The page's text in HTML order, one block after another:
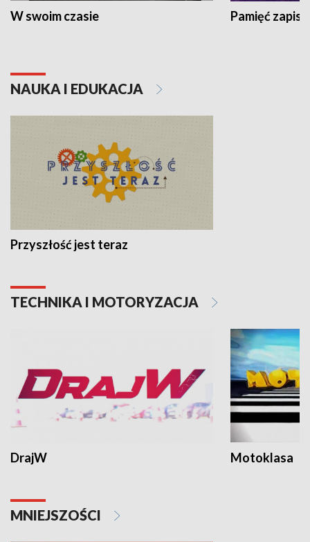
W swoim czasie Pamięć
NAUKA I EDUKACJA
Przyszłość jest teraz
TECHNIKA I MOTORYZACJA
DrajW Motoklasa
MNIEJSZOŚCI